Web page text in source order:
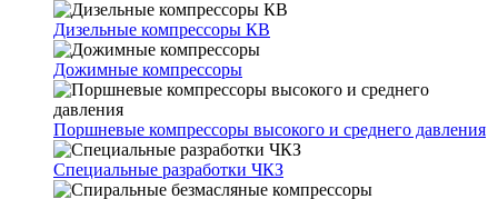
Дизельные компрессоры КВ
Дожимные компрессоры
Поршневые компрессоры высокого и среднего давления
Специальные разработки ЧКЗ